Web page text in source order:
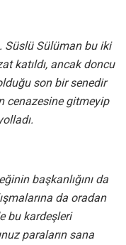
Süslü Sülüman bu iki
katıldı, ancak doncu
son bir senedir
cenazesine gitmeyip
başkanlığını da
da oradan
bu kardeşleri
paraların sana